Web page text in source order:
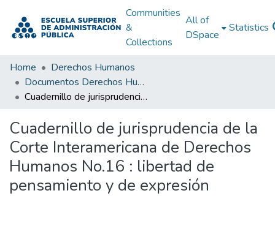
Communities
&
Collections
All of
DSpace
Statistics
Home
Derechos Humanos
Documentos Derechos Humanos
Cuadernillo de jurisprudencia de la Corte Interamericana de Derechos Humanos No.16 : libertad de pensamiento y de expresión
Cuadernillo de jurisprudencia de la
Corte Interamericana de Derechos
Humanos No.16 : libertad de
pensamiento y de expresión